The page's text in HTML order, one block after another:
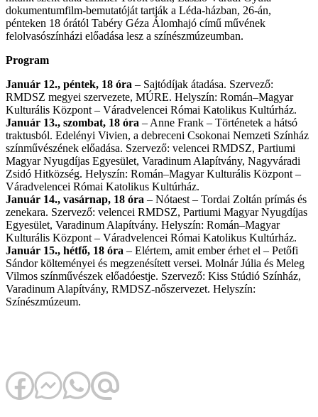
dokumentumfilm-bemutatóját tartják a Léda-házban, 26-án,
pénteken 18 órától Tabéry Géza Álomhajó című művének
felolvasószínházi előadása lesz a színészmúzeumban.
Program
Január 12., péntek, 18 óra – Sajtódíjak átadása. Szervező:
RMDSZ megyei szervezete, MÚRE. Helyszín: Román–Magyar
Kulturális Központ – Váradvelencei Római Katolikus Kultúrház.
Január 13., szombat, 18 óra – Anne Frank – Történetek a hátsó
traktusból. Edelényi Vivien, a debreceni Csokonai Nemzeti Színház
színművészének előadása. Szervező: velencei RMDSZ, Partiumi
Magyar Nyugdíjas Egyesület, Varadinum Alapítvány, Nagyváradi
Zsidó Hitközség. Helyszín: Román–Magyar Kulturális Központ –
Váradvelencei Római Katolikus Kultúrház.
Január 14., vasárnap, 18 óra – Nótaest – Tordai Zoltán prímás és
zenekara. Szervező: velencei RMDSZ, Partiumi Magyar Nyugdíjas
Egyesület, Varadinum Alapítvány. Helyszín: Román–Magyar
Kulturális Központ – Váradvelencei Római Katolikus Kultúrház.
Január 15., hétfő, 18 óra – Elértem, amit ember érhet el – Petőfi
Sándor költeményei és megzenésített versei. Molnár Júlia és Meleg
Vilmos színművészek előadóestje. Szervező: Kiss Stúdió Színház,
Varadinum Alapítvány, RMDSZ-nőszervezet. Helyszín:
Színészmúzeum.